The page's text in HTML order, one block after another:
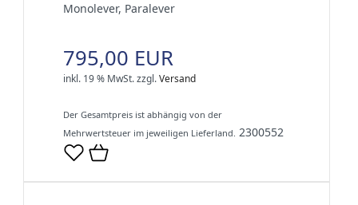
Monolever, Paralever
795,00 EUR
inkl. 19 % MwSt.zzgl.Versand
Der Gesamtpreis ist abhängig von der
Mehrwertsteuer im jeweiligen Lieferland. 2300552